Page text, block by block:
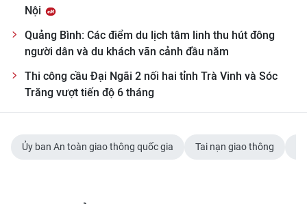
NHÂN DÂN CUỐI TUẦN
NHÂN DÂN HẰNG THÁNG
MUA BÁO
ĐỌC BÁO IN
Nội
Quảng Bình: Các điểm du lịch tâm linh thu hút đông
người dân và du khách vãn cảnh đầu năm
Thi công cầu Đại Ngãi 2 nối hai tỉnh Trà Vinh và Sóc
Trăng vượt tiến độ 6 tháng
Ủy ban An toàn giao thông quốc gia Tai nạn giao thông